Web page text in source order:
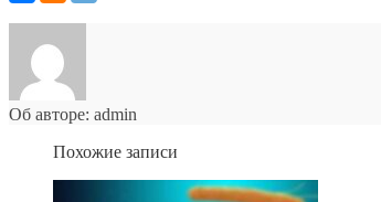
Об авторе: admin
Похожие записи